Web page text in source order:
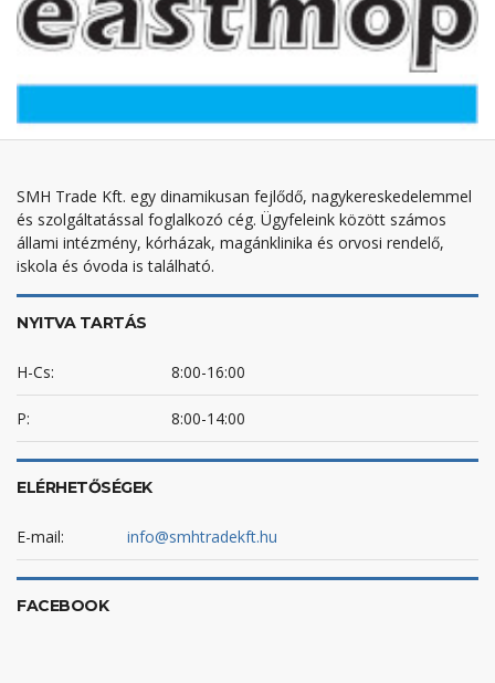
SMH Trade Kft. egy dinamikusan fejlődő, nagykereskedelemmel
és szolgáltatással foglalkozó cég. Ügyfeleink között számos
állami intézmény, kórházak, magánklinika és orvosi rendelő,
iskola és óvoda is található.
NYITVA TARTÁS
H-Cs: 8:00-16:00
P: 8:00-14:00
ELÉRHETŐSÉGEK
E-mail: info@smhtradekft.hu
FACEBOOK